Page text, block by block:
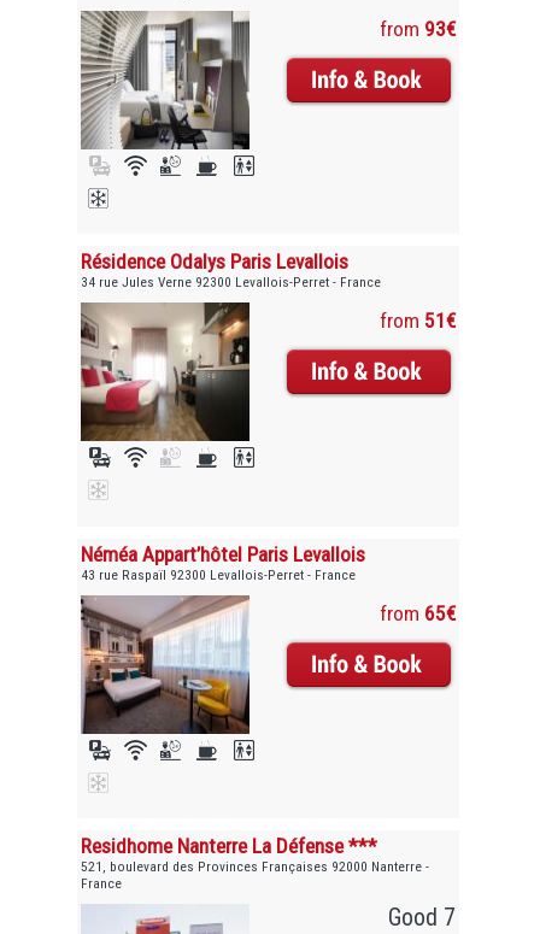
from 93€
Résidence Odalys Paris Levallois
34 rue Jules Verne 92300 Levallois-Perret - France
from 51€
Néméa Appart’hôtel Paris Levallois
43 rue Raspaïl 92300 Levallois-Perret - France
from 65€
Residhome Nanterre La Défense ***
521, boulevard des Provinces Françaises 92000 Nanterre -
France
Good 7